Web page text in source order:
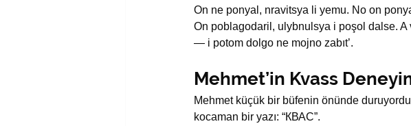
On ne ponyal, nravitsya li yemu. No on
On poblagodari­l, ulybnulsya i poşol dalse.
— i potom dolgo ne mojno zabıt’.
Mehmet’in Kvass
Mehmet küçük bir büfenin önünde
kocaman bir yazı: “КВАС”.